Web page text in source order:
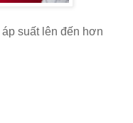
suất lên đến hơn